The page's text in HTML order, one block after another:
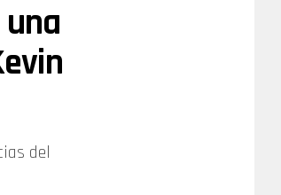
del